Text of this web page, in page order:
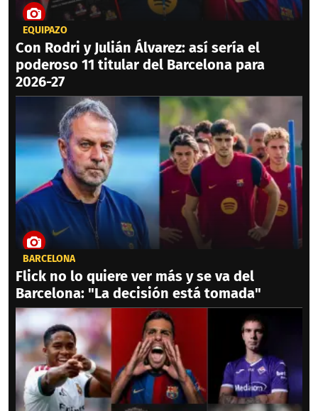
EQUIPAZO
Con Rodri y Julián Álvarez: así sería el
poderoso 11 titular del Barcelona para
2026-27
BARCELONA
Flick no lo quiere ver más y se va del
Barcelona: "La decisión está tomada"